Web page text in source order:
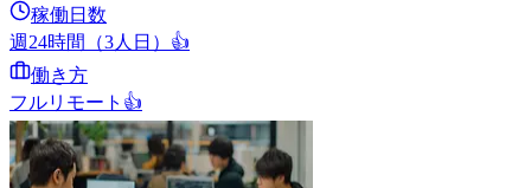
稼働日数
週24時間（3人日） 👍
働き方
フルリモート 👍